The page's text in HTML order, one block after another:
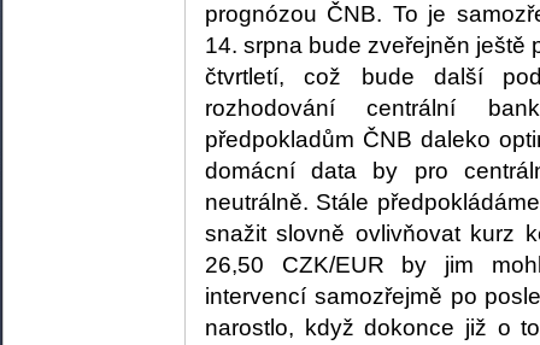
prognózou ČNB. To je
14. srpna bude zveřejněn ještě
čtvrtletí, což bude další
rozhodování centrální
předpokladům ČNB daleko
domácní data by pro
neutrálně. Stále
snažit slovně ovlivňovat kurz
26,50 CZK/EUR by jim
intervencí samozřejmě po
narostlo, když dokonce již o